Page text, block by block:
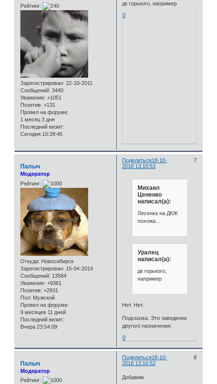
Рейтинг:
Зарегистрирован: 22-10-2011
Сообщений: 3440
Уважение: +1051
Позитив: +131
Провел на форуме:
1 месяц 3 дня
Последний визит:
Сегодня 10:28:45
дк горького, например
0
Поделиться 7
18-10-
2018 13:10:53
Палыч
Модератор
Рейтинг:
Откуда: Новосибирск
Зарегистрирован: 15-04-2014
Сообщений: 13584
Уважение: +9361
Позитив: +2931
Пол: Мужской
Провел на форуме:
9 месяцев 11 дней
Последний визит:
Вчера 23:54:09
Михаил
Цененко
написал(а):
Лесенка на ДКЖ
похожа...
Уралец
написал(а):
дк горького,
например
Нет. Нет.
Подсказка. Это заведение
другого назначения.
0
Поделиться 8
18-10-
2018 13:16:52
Палыч
Модератор
Рейтинг:
Добавим